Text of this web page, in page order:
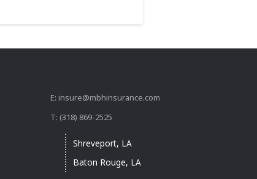
E: insure@mbhinsurance.com
T: (318) 869-2525
Shreveport, LA
Baton Rouge, LA